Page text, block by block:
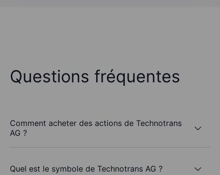
Questions fréquentes
Comment acheter des actions de Technotrans
AG ?
Quel est le symbole de Technotrans AG ?